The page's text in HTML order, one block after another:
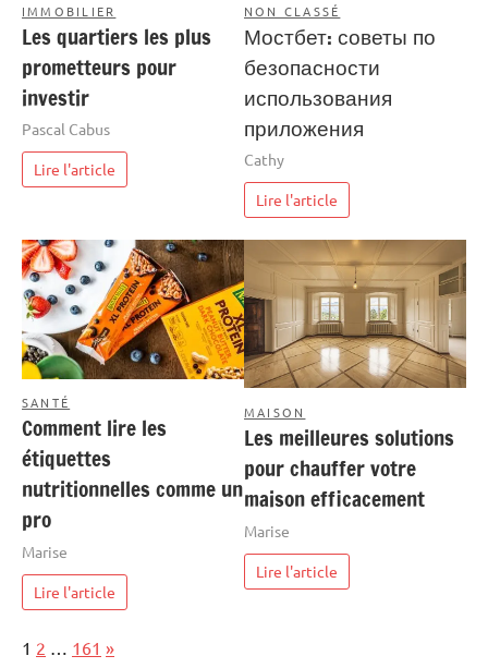
IMMOBILIER
Les quartiers les plus
prometteurs pour
investir
Pascal Cabus
Lire l'article
NON CLASSÉ
Мостбет: советы по
безопасности
использования
приложения
Cathy
Lire l'article
SANTÉ
Comment lire les
étiquettes
nutritionnelles comme un
pro
Marise
Lire l'article
MAISON
Les meilleures solutions
pour chauffer votre
maison efficacement
Marise
Lire l'article
Page:
1 2 … 161 Next
»